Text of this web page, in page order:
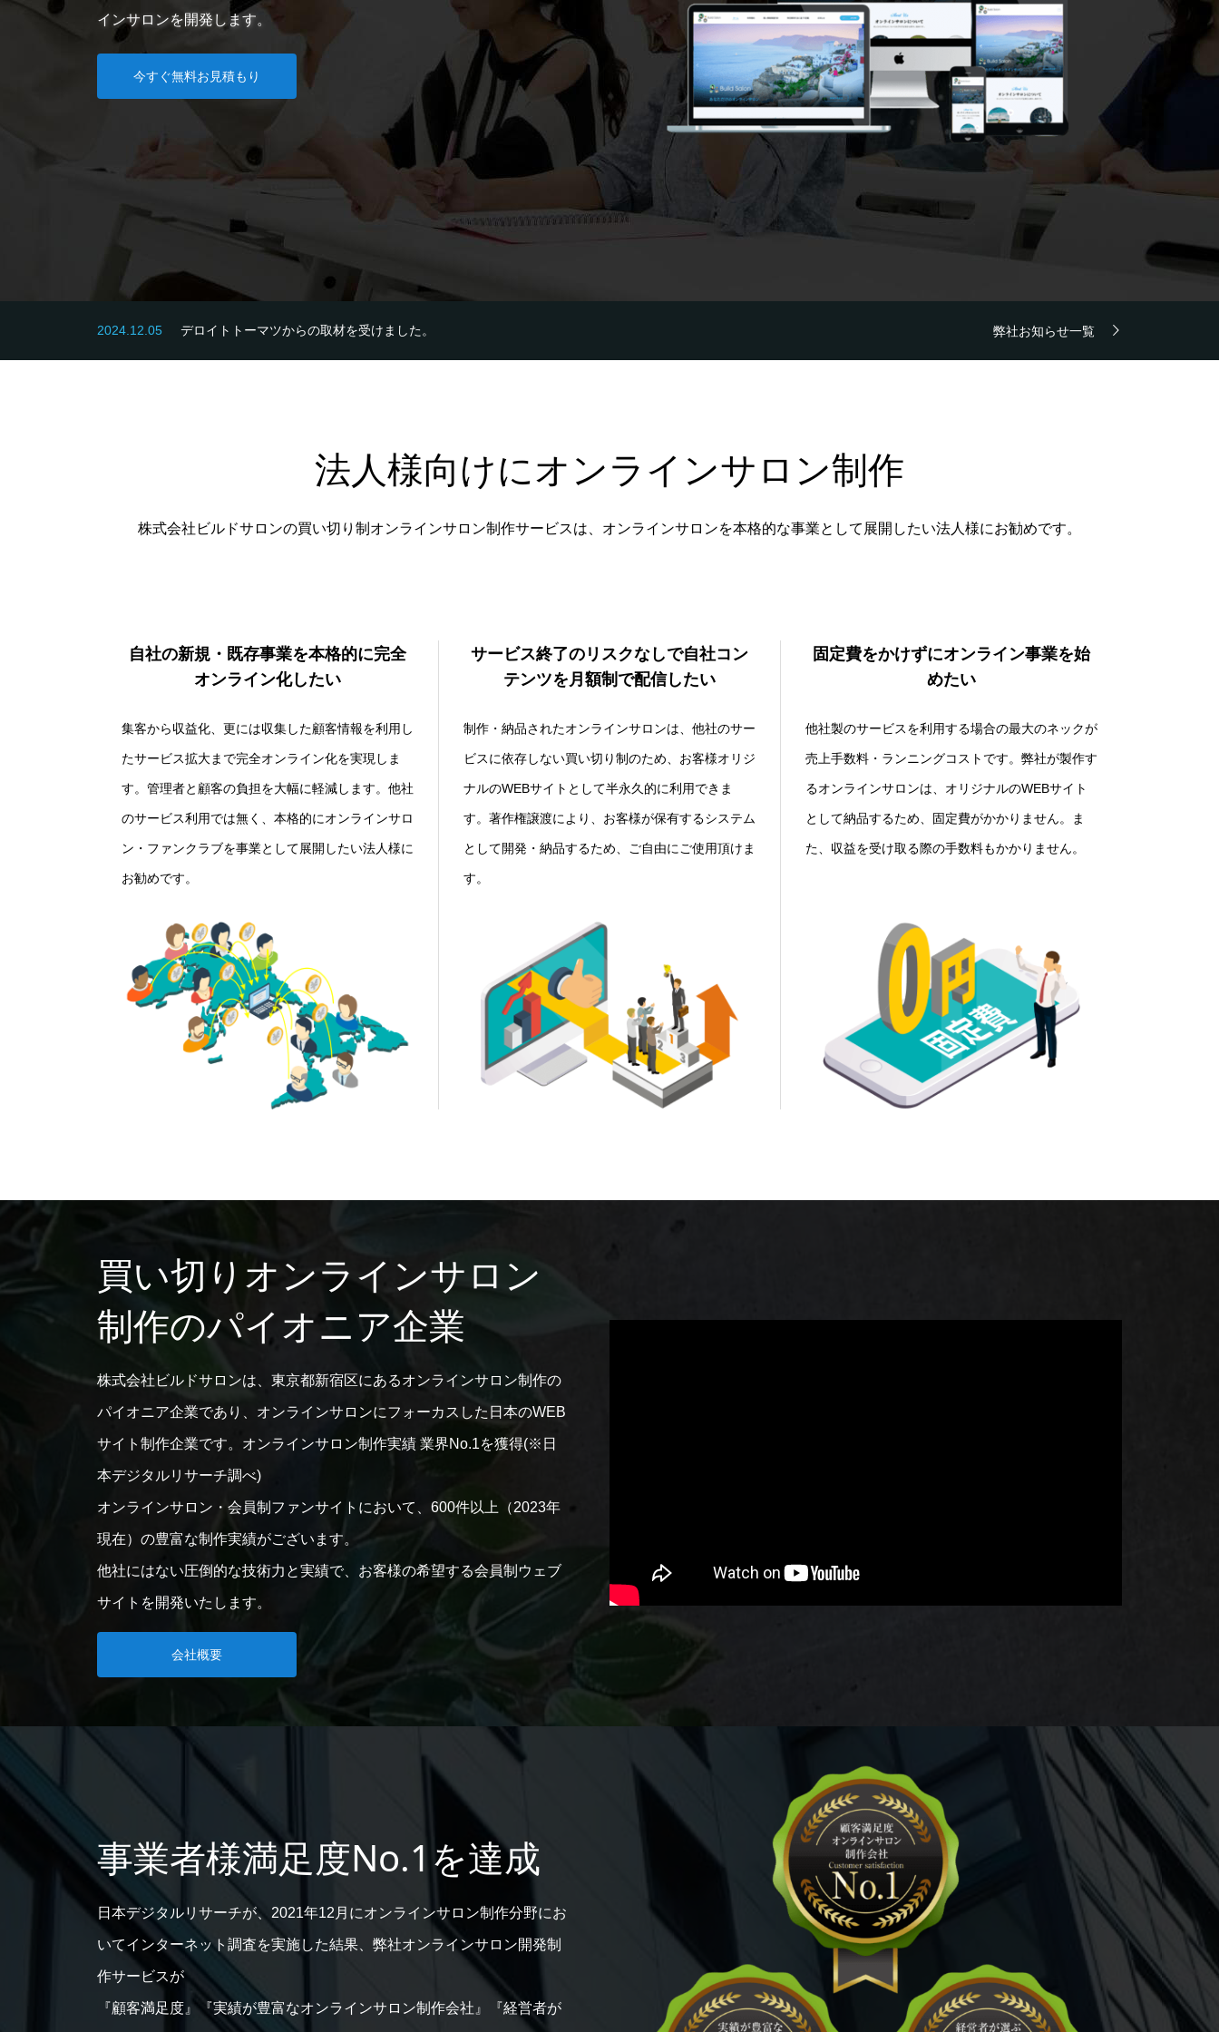
にお任せください。
弊社お知らせ一覧
2024.12.02
2025年1月1日からオンラインサロン基本開発ベースシステムの料金改定を実施します。
デロイトトーマツからの取材を受けました。
法人様向けにオンラインサロン制作
株式会社ビルドサロンの買い切り制オンラインサロン制作サービスは、オンラインサロンを本格的な事業として展開したい法人様にお勧めです。
自社の新規・既存事業を本格的に完全
オンライン化したい
集客から収益化、更には収集した顧客情報を利用し
たサービス拡大まで完全オンライン化を実現しま
す。管理者と顧客の負担を大幅に軽減します。他社
のサービス利用では無く、本格的にオンラインサロ
ン・ファンクラブを事業として展開したい法人様に
お勧めです。
サービス終了のリスクなしで自社コン
テンツを月額制で配信したい
制作・納品されたオンラインサロンは、他社のサー
ビスに依存しない買い切り制のため、お客様オリジ
ナルのWEBサイトとして半永久的に利用できま
す。著作権譲渡により、お客様が保有するシステム
として開発・納品するため、ご自由にご使用頂けま
す。
固定費をかけずにオンライン事業を始
めたい
他社製のサービスを利用する場合の最大のネックが
売上手数料・ランニングコストです。弊社が製作す
るオンラインサロンは、オリジナルのWEBサイト
として納品するため、固定費がかかりません。ま
た、収益を受け取る際の手数料もかかりません。
買い切りオンラインサロン
制作のパイオニア企業
株式会社ビルドサロンは、東京都新宿区にあるオンラインサロン制作の
パイオニア企業であり、オンラインサロンにフォーカスした日本のWEB
サイト制作企業です。オンラインサロン制作実績 業界No.1を獲得(※日
本デジタルリサーチ調べ)
オンラインサロン・会員制ファンサイトにおいて、600件以上（2023年
現在）の豊富な制作実績がございます。
他社にはない圧倒的な技術力と実績で、お客様の希望する会員制ウェブ
サイトを開発いたします。
会社概要
事業者様満足度No.1を達成
日本デジタルリサーチが、2021年12月にオンラインサロン制作分野にお
いてインターネット調査を実施した結果、弊社オンラインサロン開発制
作サービスが
『顧客満足度』『実績が豊富なオンラインサロン制作会社』『経営者が